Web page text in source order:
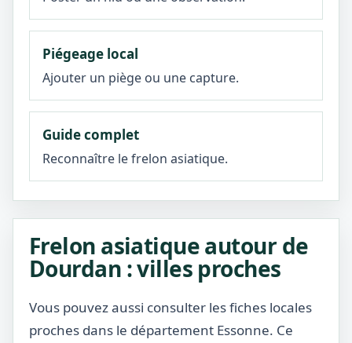
Piégeage local
Ajouter un piège ou une capture.
Guide complet
Reconnaître le frelon asiatique.
Frelon asiatique autour de
Dourdan : villes proches
Vous pouvez aussi consulter les fiches locales
proches dans le département Essonne. Ce